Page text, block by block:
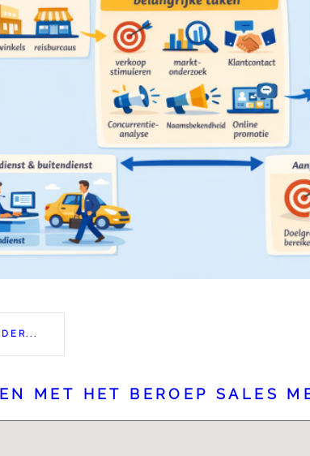
MET HET BEROEP SALES